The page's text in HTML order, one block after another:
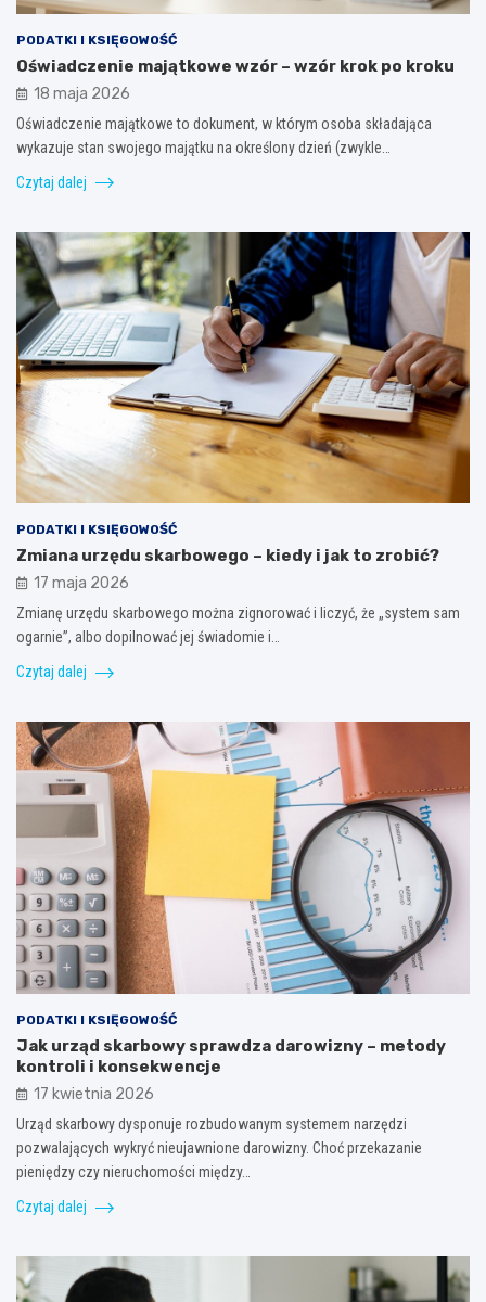
PODATKI I KSIĘGOWOŚĆ
Oświadczenie majątkowe wzór – wzór krok po kroku
18 maja 2026
Oświadczenie majątkowe to dokument, w którym osoba składająca
wykazuje stan swojego majątku na określony dzień (zwykle…
Czytaj dalej
PODATKI I KSIĘGOWOŚĆ
Zmiana urzędu skarbowego – kiedy i jak to zrobić?
17 maja 2026
Zmianę urzędu skarbowego można zignorować i liczyć, że „system sam
ogarnie”, albo dopilnować jej świadomie i…
Czytaj dalej
PODATKI I KSIĘGOWOŚĆ
Jak urząd skarbowy sprawdza darowizny – metody
kontroli i konsekwencje
17 kwietnia 2026
Urząd skarbowy dysponuje rozbudowanym systemem narzędzi
pozwalających wykryć nieujawnione darowizny. Choć przekazanie
pieniędzy czy nieruchomości między…
Czytaj dalej